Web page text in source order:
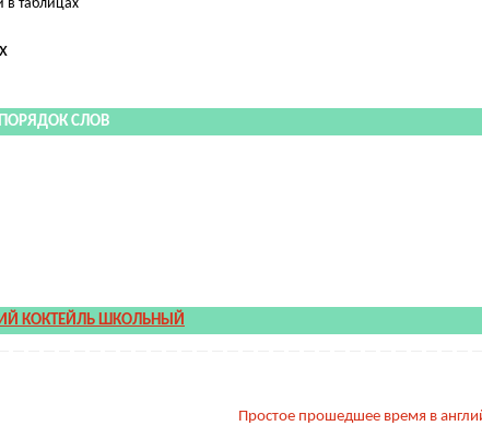
в таблицах
ПОРЯДОК СЛОВ
КОКТЕЙЛЬ ШКОЛЬНЫЙ
Простое прошедшее время в